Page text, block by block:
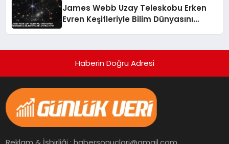
James Webb Uzay Teleskobu Erken
Evren Keşifleriyle Bilim Dünyasını
Haberin Doğru Adresi